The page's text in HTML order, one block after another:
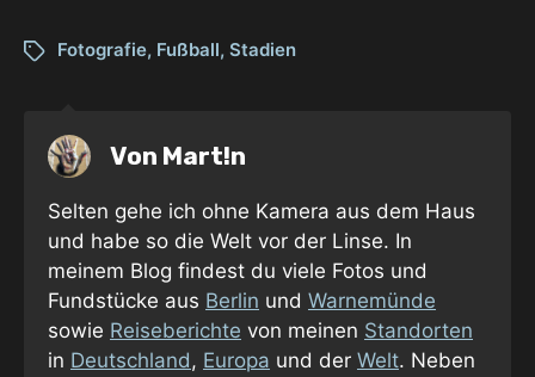
Fotografie, Fußball, Stadien
Von Mart!n
Selten gehe ich ohne Kamera aus dem Haus
und habe so die Welt vor der Linse. In
meinem Blog findest du viele Fotos und
Fundstücke aus Berlin und Warnemünde
sowie Reiseberichte von meinen Standorten
in Deutschland, Europa und der Welt. Neben